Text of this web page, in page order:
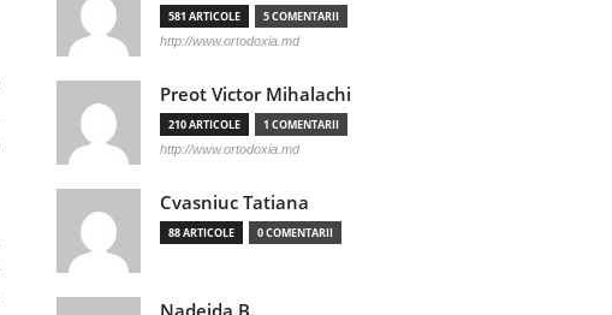
581 ARTICOLE 5 COMENTARII
http://www.ortodoxia.md
Preot Victor Mihalachi
210 ARTICOLE 1 COMENTARII
http://www.ortodoxia.md
Cvasniuc Tatiana
88 ARTICOLE 0 COMENTARII